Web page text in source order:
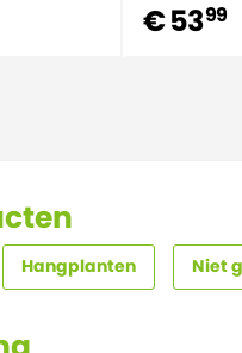
€ 5399
Hangplanten Niet